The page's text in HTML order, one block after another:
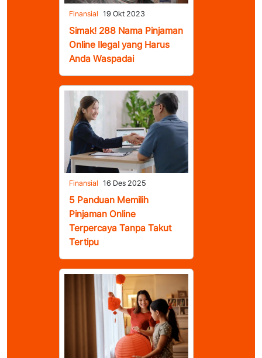
Finansial 19 Okt 2023
Simak! 288 Nama Pinjaman
Online Ilegal yang Harus
Anda Waspadai
Finansial 16 Des 2025
5 Panduan Memilih
Pinjaman Online
Terpercaya Tanpa Takut
Tertipu